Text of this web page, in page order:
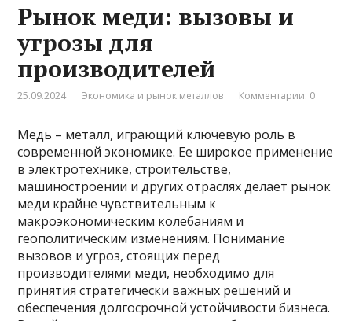
Рынок меди: вызовы и
угрозы для
производителей
25.09.2024 Экономика и рынок металлов Комментарии: 0
Медь – металл, играющий ключевую роль в
современной экономике. Ее широкое применение
в электротехнике, строительстве,
машиностроении и других отраслях делает рынок
меди крайне чувствительным к
макроэкономическим колебаниям и
геополитическим изменениям. Понимание
вызовов и угроз, стоящих перед
производителями меди, необходимо для
принятия стратегически важных решений и
обеспечения долгосрочной устойчивости бизнеса.